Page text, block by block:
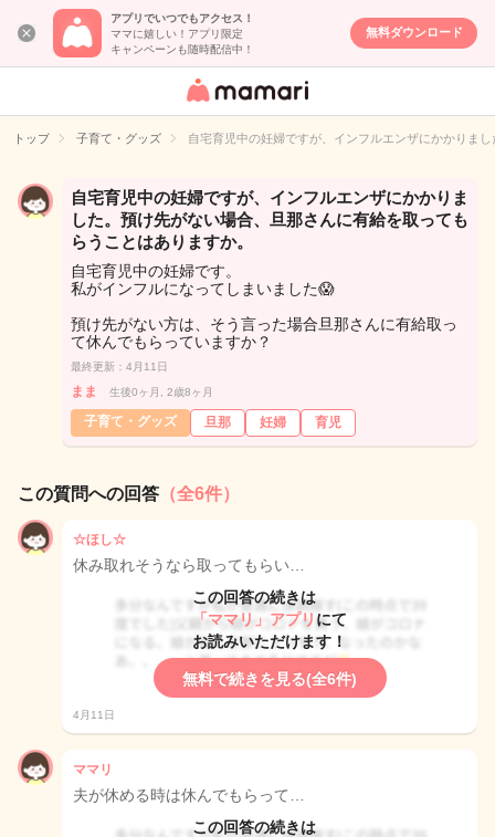
アプリでいつでもアクセス！
ママに嬉しい！アプリ限定
キャンペーンも随時配信中！
無料ダウンロード
女性専用匿名QA
イト
トップ 子育て・グッズ 自宅育児中の妊婦ですが、インフルエンザにかかりま
自宅育児中の妊婦ですが、インフルエンザにかかりま
した。預け先がない場合、旦那さんに有給を取っても
らうことはありますか。
自宅育児中の妊婦です。
私がインフルになってしまいました😱
預け先がない方は、そう言った場合旦那さんに有給取っ
て休んでもらっていますか？
最終更新：4月11日
まま 生後0ヶ月, 2歳8ヶ月
子育て・グッズ 旦那 妊婦 育児
この質問への回答 （全6件）
☆ほし☆
休み取れそうなら取ってもらい…
この回答の続きは
「ママリ」アプリ にて
お読みいただけます！
無料で続きを見る(全6件)
4月11日
ママリ
夫が休める時は休んでもらって…
この回答の続きは